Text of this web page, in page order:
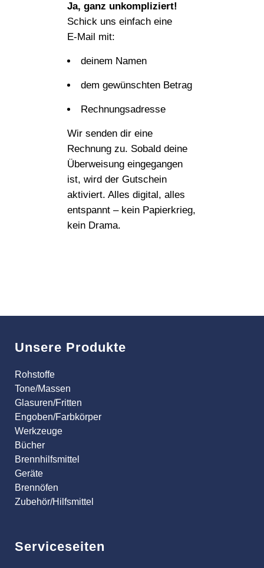
Ja, ganz unkompliziert!
Schick uns einfach eine
E‑Mail mit:
deinem Namen
dem gewünschten Betrag
Rechnungsadresse
Wir senden dir eine
Rechnung zu. Sobald deine
Überweisung eingegangen
ist, wird der Gutschein
aktiviert. Alles digital, alles
entspannt – kein Papierkrieg,
kein Drama.
Unsere Produkte
Rohstoffe
Tone/Massen
Glasuren/Fritten
Engoben/Farbkörper
Werkzeuge
Bücher
Brennhilfsmittel
Geräte
Brennöfen
Zubehör/Hilfsmittel
Serviceseiten